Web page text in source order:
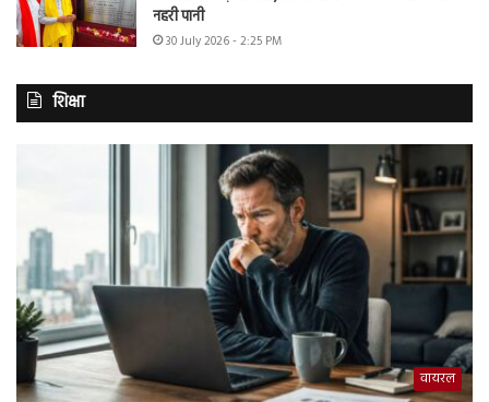
नहरी पानी
30 July 2026 - 2:25 PM
शिक्षा
वायरल